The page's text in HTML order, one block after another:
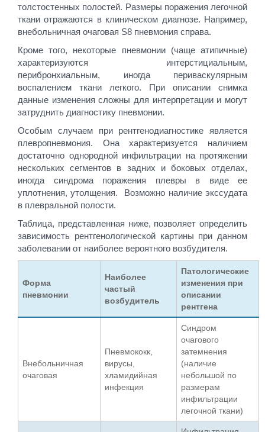
толстостенных полостей. Размеры поражения легочной
ткани отражаются в клиническом диагнозе. Например,
внебольничная очаговая S8 пневмония справа.
Кроме того, некоторые пневмонии (чаще атипичные)
характеризуются интерстициальным,
перибронхиальным, иногда периваскулярным
воспалением ткани легкого. При описании снимка
данные изменения сложны для интерпретации и могут
затруднить диагностику пневмонии.
Особым случаем при рентгенодиагностике является
плевропневмония. Она характеризуется наличием
достаточно однородной инфильтрации на протяжении
нескольких сегментов в задних и боковых отделах,
иногда синдрома поражения плевры в виде ее
уплотнения, утолщения. Возможно наличие экссудата
в плевральной полости.
Таблица, представленная ниже, позволяет определить
зависимость рентгенологической картины при данном
заболевании от наиболее вероятного возбудителя.
Форма
пневмонии
Наиболее
частый
возбудитель
Патологические
изменения при
описании
рентгена
Внебольничная
очаговая
Пневмококк,
вирусы,
хламидийная
инфекция
Синдром
очагового
затемнения
(наличие
небольшой по
размерам
инфильтрации
легочной ткани)